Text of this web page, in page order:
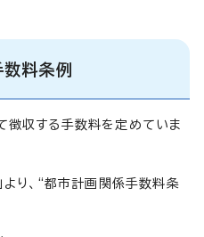
料条例
徴収する手数料を定めていま
より、“都市計画関係手数料条